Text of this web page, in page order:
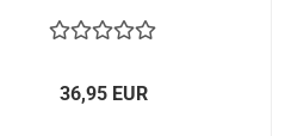
36,95 EUR